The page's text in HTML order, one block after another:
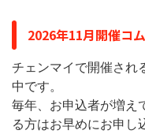
2026年11月開催コ
チェンマイで開催され
中です。
毎年、お申込者が増え
る方はお早めにお申し